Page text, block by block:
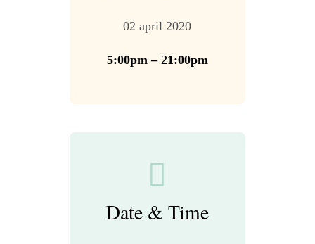
02 april 2020
5:00pm – 21:00pm
Date & Time